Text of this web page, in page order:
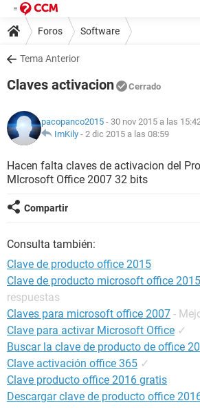
Foros Software
Tema Anterior
Claves activacion Cerrado
pacopanco2015 - 30 nov 2015 a las
ImKily - 2 dic 2015 a las 08:59
Hacen falta claves de activacion del
MIcrosoft Office 2007 32 bits
Compartir
Consulta también:
Clave de producto office 2015
Clave de producto microsoft office 2015
respuestas
Claves para microsoft office 2007 -
Clave para activar Microsoft Office ✓
Buscar la clave de producto de office
Clave activación office 365 ✓
Clave producto office 2016 gratis
Descargar clave de producto office